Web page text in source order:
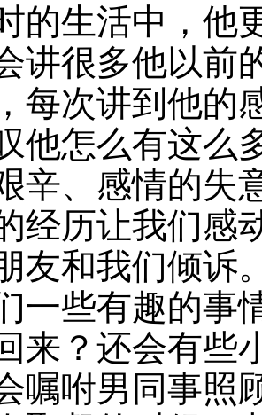
的生活中，他
讲很多他以前
每次讲到他的
他怎么有这么
辛、感情的失
经历让我们感
友和我们倾诉
一些有趣的事
来？还会有些
嘱咐男同事照